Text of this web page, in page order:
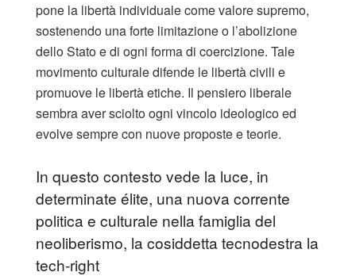
pone la libertà individuale come valore supremo,
sostenendo una forte limitazione o l’abolizione
dello Stato e di ogni forma di coercizione. Tale
movimento culturale difende le libertà civili e
promuove le libertà etiche. Il pensiero liberale
sembra aver sciolto ogni vincolo ideologico ed
evolve sempre con nuove proposte e teorie.
In questo contesto vede la luce, in
determinate élite, una nuova corrente
politica e culturale nella famiglia del
neoliberismo, la cosiddetta tecnodestra la
tech-right